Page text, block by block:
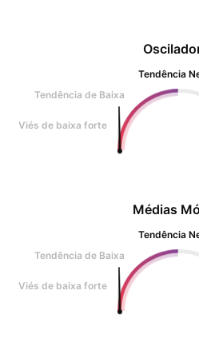
Tendência
Tendência de Baixa
Viés de baixa forte
Médias
Tendência
Tendência de Baixa
Viés de baixa forte